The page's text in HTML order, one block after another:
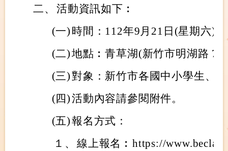
二、 活動資訊如下︰
(一) 時間：112年9月21日(星期六)。
(二)地點︰青草湖(新竹市明湖路
(三)對象：新竹市各國中小學生、
(四)活動內容請參閱附件。
(五)報名方式：
１、 線上報名︰https://